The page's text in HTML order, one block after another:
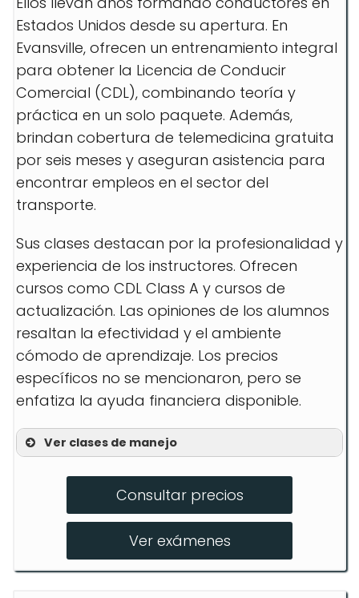
Estados Unidos desde su apertura. En
Evansville, ofrecen un entrenamiento integral
para obtener la Licencia de Conducir
Comercial (CDL), combinando teoría y
práctica en un solo paquete. Además,
brindan cobertura de telemedicina gratuita
por seis meses y aseguran asistencia para
encontrar empleos en el sector del
transporte.
Sus clases destacan por la profesionalidad y
experiencia de los instructores. Ofrecen
cursos como CDL Class A y cursos de
actualización. Las opiniones de los alumnos
resaltan la efectividad y el ambiente
cómodo de aprendizaje. Los precios
específicos no se mencionaron, pero se
enfatiza la ayuda financiera disponible.
Ver clases de manejo
CDL Refresher Course
Hazmat Certification
Consultar precios
Ver exámenes